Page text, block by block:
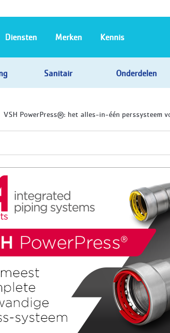
Sanitair Onderdelen
Diensten Merken Kennis
VSH PowerPress®: het alles-in-één perssysteem